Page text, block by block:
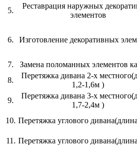
5.
Реставрация наружных
элементов
6. Изготовление декоративных
7.
Замена поломанных элементов
8.
Перетяжка дивана 2-х
1,2-1,6м )
9.
Перетяжка дивана 3-х
1,7-2,4м )
10. Перетяжка углового
11. Перетяжка углового